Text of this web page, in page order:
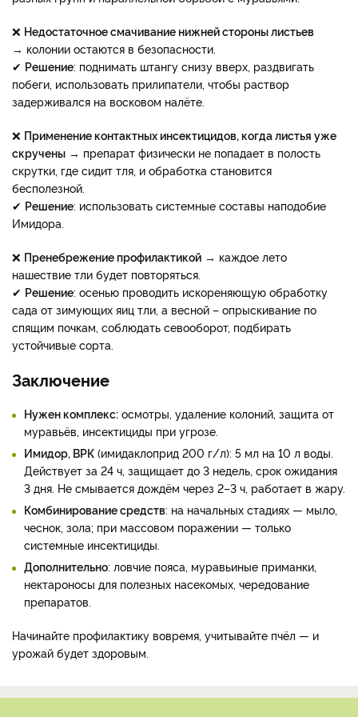
❌ Недостаточное смачивание нижней стороны листьев
→ колонии остаются в безопасности.
✔ Решение: поднимать штангу снизу вверх, раздвигать
побеги, использовать прилипатели, чтобы раствор
задерживался на восковом налёте.
❌​​​​​​​ Применение контактных инсектицидов, когда листья уже
скручены → препарат физически не попадает в полость
скрутки, где сидит тля, и обработка становится
бесполезной.
✔​​​​​​​ Решение: использовать системные составы наподобие
Имидора.
❌​​​​​​​ Пренебрежение профилактикой → каждое лето
нашествие тли будет повторяться.
✔ Решение: осенью проводить искореняющую обработку
сада от зимующих яиц тли, а весной – опрыскивание по
спящим почкам, соблюдать севооборот, подбирать
устойчивые сорта.
Заключение
Нужен комплекс: осмотры, удаление колоний, защита от
муравьёв, инсектициды при угрозе.
Имидор, ВРК (имидаклоприд 200 г/л): 5 мл на 10 л воды.
Действует за 24 ч, защищает до 3 недель, срок ожидания
3 дня. Не смывается дождём через 2–3 ч, работает в жару.
Комбинирование средств: на начальных стадиях — мыло,
чеснок, зола; при массовом поражении — только
системные инсектициды.
Дополнительно: ловчие пояса, муравьиные приманки,
нектароносы для полезных насекомых, чередование
препаратов.
Начинайте профилактику вовремя, учитывайте пчёл — и
урожай будет здоровым.